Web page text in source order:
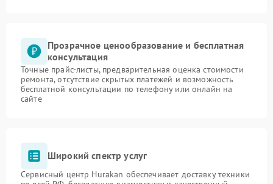
Прозрачное ценообразование и бесплатная
консультация
Точные прайс-листы, предварительная оценка стоимости
ремонта, отсутствие скрытых платежей и возможность
бесплатной консультации по телефону или онлайн на
сайте
Широкий спектр услуг
Сервисный центр Hurakan обеспечивает доставку техники